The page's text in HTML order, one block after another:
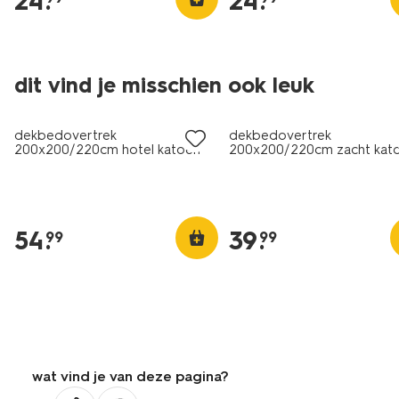
dit vind je misschien ook leuk
30% korting
met je HEMA pas
dekbedovertrek
200x200/220cm hotel katoen
54.
99
dekbedovertrek
200x200/220cm zacht
39.
99
wat vind je van deze pagina?